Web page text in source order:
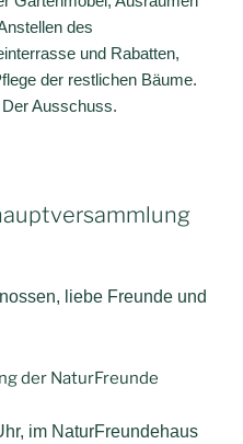
des
und Rabatten,
der restlichen Bäume.
Ausschuss.
liebe Freunde und
der NaturFreunde
im NaturFreundehaus